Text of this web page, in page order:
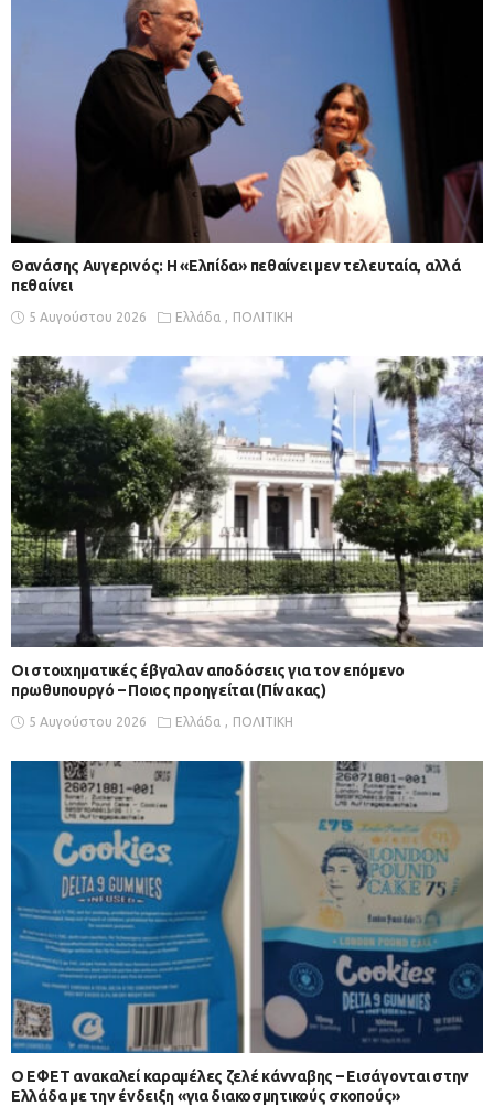
Θανάσης Αυγερινός: Η «Ελπίδα» πεθαίνει μεν τελευταία, αλλά
πεθαίνει
5 Αυγούστου 2026 Ελλάδα ΠΟΛΙΤΙΚΗ
Οι στοιχηματικές έβγαλαν αποδόσεις για τον επόμενο
πρωθυπουργό – Ποιος προηγείται (Πίνακας)
5 Αυγούστου 2026 Ελλάδα ΠΟΛΙΤΙΚΗ
Ο ΕΦΕΤ ανακαλεί καραμέλες ζελέ κάνναβης – Εισάγονται στην
Ελλάδα με την ένδειξη «για διακοσμητικούς σκοπούς»